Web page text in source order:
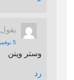
يقول
5 نوفمبر، 2021 الساعة 10:21 م
وستر وينن
رد